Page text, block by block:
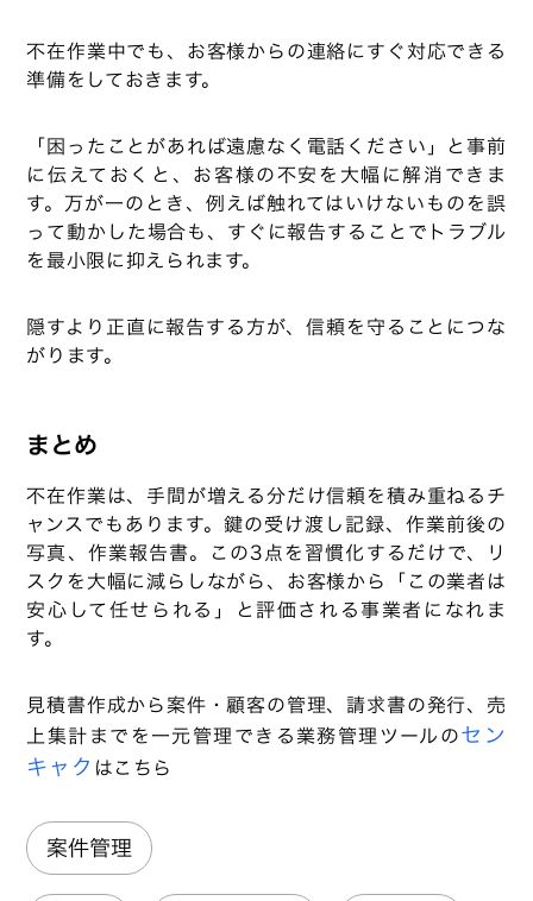
不在作業中でも、お客様からの連絡にすぐ対応できる
準備をしておきます。
「困ったことがあれば遠慮なく電話ください」と事前
に伝えておくと、お客様の不安を大幅に解消できま
す。万が一のとき、例えば触れてはいけないものを誤
って動かした場合も、すぐに報告することでトラブル
を最小限に抑えられます。
隠すより正直に報告する方が、信頼を守ることにつな
がります。
まとめ
不在作業は、手間が増える分だけ信頼を積み重ねるチ
ャンスでもあります。鍵の受け渡し記録、作業前後の
写真、作業報告書。この3点を習慣化するだけで、リ
スクを大幅に減らしながら、お客様から「この業者は
安心して任せられる」と評価される事業者になれま
す。
見積書作成から案件・顧客の管理、請求書の発行、売
上集計までを一元管理できる業務管理ツールのセン
キャク はこちら
案件管理